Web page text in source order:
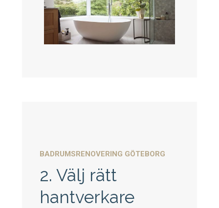
BADRUMSRENOVERING GÖTEBORG
2. Välj rätt
hantverkare